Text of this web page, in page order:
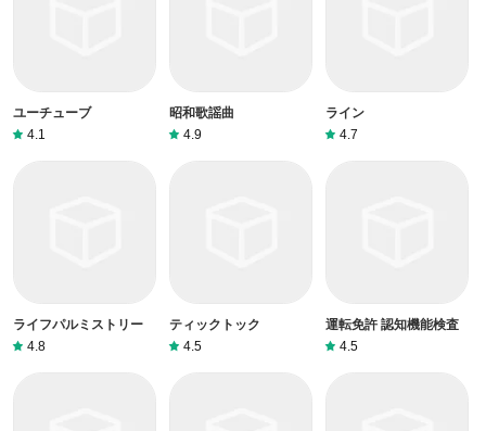
ユーチューブ
4.1
昭和歌謡曲
4.9
ライン
4.7
ライフパルミストリー
4.8
ティックトック
4.5
運転免許 認知機能検査
4.5